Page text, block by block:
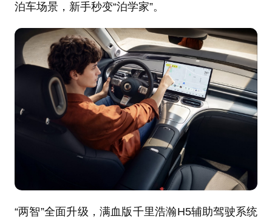
泊车场景，新手秒变“泊学家”。
“两智”全面升级，满血版千里浩瀚H5辅助驾驶系统